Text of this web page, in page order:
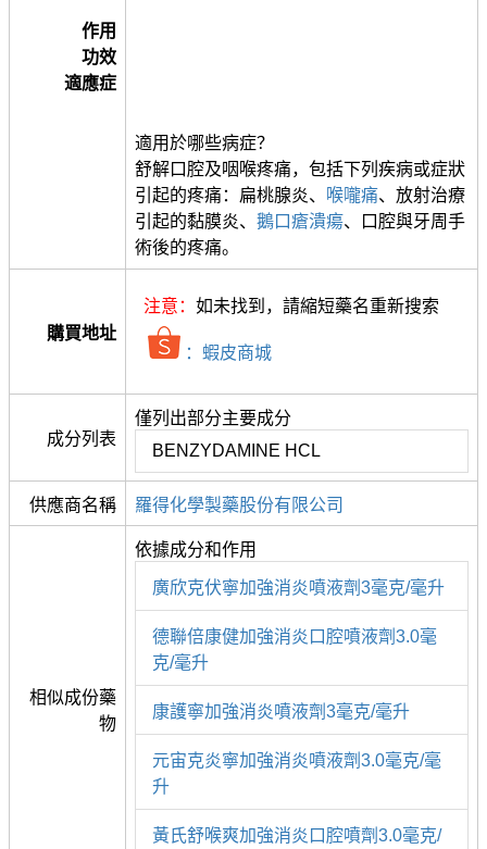
作用
功效
適應症
適用於哪些病症？
舒解口腔及咽喉疼痛，包括下列疾病或症狀
引起的疼痛：扁桃腺炎、 喉嚨痛、放射治療
引起的黏膜炎、 鵝口瘡潰瘍、口腔與牙周手
術後的疼痛。
購買地址
注意： 如未找到，請縮短藥名重新搜索
：蝦皮商城
成分列表
僅列出部分主要成分
BENZYDAMINE HCL
供應商名稱 羅得化學製藥股份有限公司
相似成份藥
物
依據成分和作用
廣欣克伏寧加強消炎噴液劑3毫克/毫升
德聯倍康健加強消炎口腔噴液劑3.0毫
克/毫升
康護寧加強消炎噴液劑3毫克/毫升
元宙克炎寧加強消炎噴液劑3.0毫克/毫
升
黃氏舒喉爽加強消炎口腔噴劑3.0毫克/